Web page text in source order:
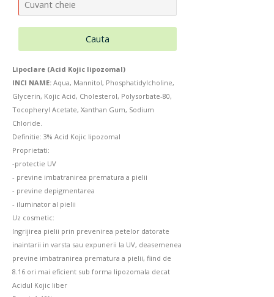
Arome alimentare
Emolienti
Filtre UV
Coloranti
Conservanti
Cauta
Lipoclare (Acid Kojic lipozomal)
INCI NAME: Aqua, Mannitol, Phosphatidylcholine,
Glycerin, Kojic Acid, Cholesterol, Polysorbate-80,
Tocopheryl Acetate, Xanthan Gum, Sodium
Chloride.
Definitie: 3% Acid Kojic lipozomal
Proprietati:
-protectie UV
- previne imbatranirea prematura a pielii
- previne depigmentarea
- iluminator al pielii
Uz cosmetic:
Ingrijirea pielii prin prevenirea petelor datorate
inaintarii in varsta sau expunerii la UV, deasemenea
previne imbatranirea prematura a pielii, fiind de
8.16 ori mai eficient sub forma lipozomala decat
Acidul Kojic liber